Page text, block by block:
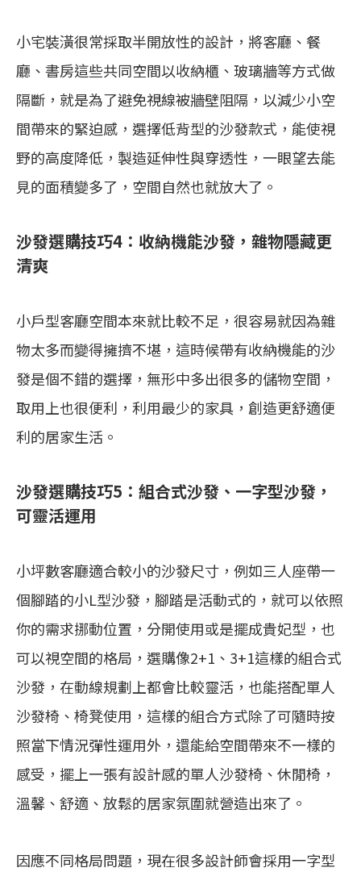
小宅裝潢很常採取半開放性的設計，將客廳、餐
廳、書房這些共同空間以收納櫃、玻璃牆等方式做
隔斷，就是為了避免視線被牆壁阻隔，以減少小空
間帶來的緊迫感，選擇低背型的沙發款式，能使視
野的高度降低，製造延伸性與穿透性，一眼望去能
見的面積變多了，空間自然也就放大了。
沙發選購技巧4：收納機能沙發，雜物隱藏更
清爽
小戶型客廳空間本來就比較不足，很容易就因為雜
物太多而變得擁擠不堪，這時候帶有收納機能的沙
發是個不錯的選擇，無形中多出很多的儲物空間，
取用上也很便利，利用最少的家具，創造更舒適便
利的居家生活。
沙發選購技巧5：組合式沙發、一字型沙發，
可靈活運用
小坪數客廳適合較小的沙發尺寸，例如三人座帶一
個腳踏的小L型沙發，腳踏是活動式的，就可以依照
你的需求挪動位置，分開使用或是擺成貴妃型，也
可以視空間的格局，選購像2+1、3+1這樣的組合式
沙發，在動線規劃上都會比較靈活，也能搭配單人
沙發椅、椅凳使用，這樣的組合方式除了可隨時按
照當下情況彈性運用外，還能給空間帶來不一樣的
感受，擺上一張有設計感的單人沙發椅、休閒椅，
溫馨、舒適、放鬆的居家氛圍就營造出來了。
因應不同格局問題，現在很多設計師會採用一字型